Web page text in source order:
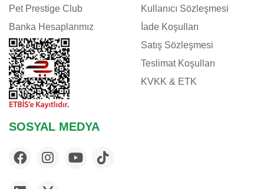
Pet Prestige Club
Banka Hesaplarımız
Kullanıcı Sözleşmesi
İade Koşulları
Satış Sözleşmesi
Teslimat Koşulları
KVKK & ETK
SOSYAL MEDYA